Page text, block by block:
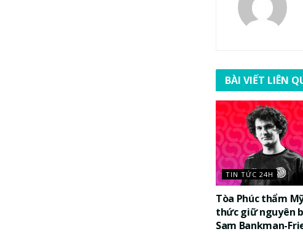
BÀI VIẾT LIÊN
TIN TỨC 24H
Tòa Phúc thẩm
thức giữ nguyên
Sam Bankman-